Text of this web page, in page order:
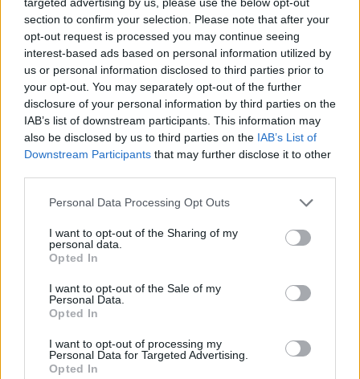
section to confirm your selection. Please note that after your
opt-out request is processed you may continue seeing
interest-based ads based on personal information utilized by
us or personal information disclosed to third parties prior to
your opt-out. You may separately opt-out of the further
disclosure of your personal information by third parties on the
IAB’s list of downstream participants. This information may
also be disclosed by us to third parties on the IAB’s List of
Downstream Participants that may further disclose it to other
Please note that this website/app uses one or more Google
not limited to your visit or usage behaviour. You may click to
grant or deny consent to Google and its third-party tags to
use your data for below specified purposes in below Google
consent section.
Personal Data Processing Opt Outs
I want to opt-out of the Sharing of my
personal data.
Opted In
I want to opt-out of the Sale of my
Personal Data.
Opted In
I want to opt-out of processing my
Personal Data for Targeted Advertising.
Opted In